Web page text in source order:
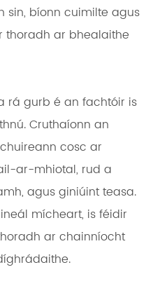
sin, bíonn cuimilte agus
ar bhealaithe
rá gurb é an fachtóir is
Cruthaíonn an
cosc ​​ar
ar-mhiotal, rud a
agus giniúint teasa.
mícheart, is féidir
ar chainníocht